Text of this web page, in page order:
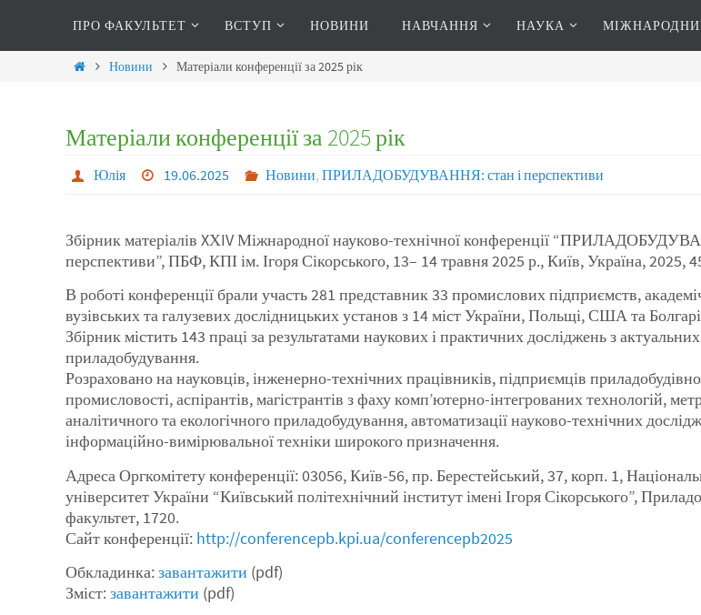
ПРО ФАКУЛЬТЕТ ВСТУП НОВИНИ НАВЧАННЯ НАУКА
Новини Матеріали конференції за 2025 рік
Матеріали конференції за 2025 рік
Юлія 19.06.2025 Новини,ПРИЛАДОБУДУВАННЯ: стан і перспективи
Збірник матеріалів XХIV Міжнародної науково-технічної конференції
перспективи”, ПБФ, КПІ ім. Ігоря Сікорського, 13– 14 травня 2025 р., Київ, Україна, 2025,
В роботі конференції брали участь 281 представник 33 промислових підприємств,
вузівських та галузевих дослідницьких установ з 14 міст України, Польщі, США та
Збірник містить 143 праці за результатами наукових і практичних досліджень з
приладобудування.
Розраховано на науковців, інженерно-технічних працівників, підприємців
промисловості, аспірантів, магістрантів з фаху комп’ютерно-інтегрованих технологій,
аналітичного та екологічного приладобудування, автоматизації науково-технічних
інформаційно-вимірювальної техніки широкого призначення.
Адреса Оргкомітету конференції: 03056, Київ-56, пр. Берестейський, 37, корп. 1,
університет України “Київський політехнічний інститут імені Ігоря Сікорського”,
факультет, 1720.
Сайт конференції: http://conferencepb.kpi.ua/conferencepb2025
Обкладинка:завантажити (pdf)
Зміст:завантажити (pdf)